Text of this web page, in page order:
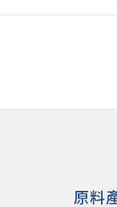
原料